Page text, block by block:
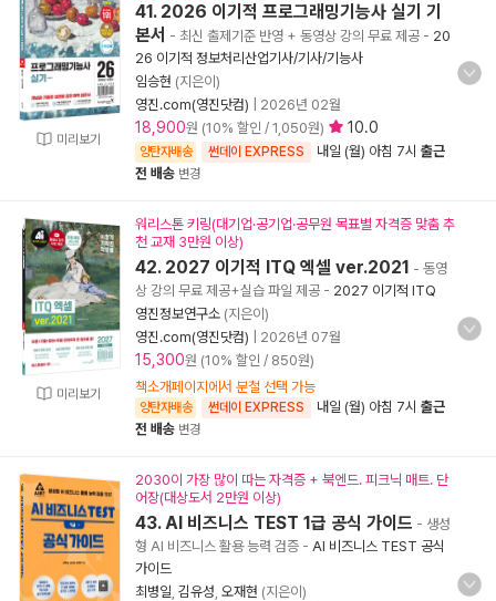
미리보기
41. 2026 이기적 프로그래밍기능사 실기 기
본서 - 최신 출제기준 반영 + 동영상 강의 무료 제공 - 20
26 이기적 정보처리산업기사/기사/기능사
임승현 (지은이)
영진.com(영진닷컴)
2026년 02월
18,900원 (10% 할인 / 1,050원) 10.0
양탄자배송 썬데이 EXPRESS 내일 (월) 아침 7시 출근
전 배송 변경
미리보기
워리스톤 키링(대기업·공기업·공무원 목표별 자격증 맞춤 추
천 교재 3만원 이상)
42. 2027 이기적 ITQ 엑셀 ver.2021 - 동영
상 강의 무료 제공+실습 파일 제공 - 2027 이기적 ITQ
영진정보연구소 (지은이)
영진.com(영진닷컴)
2026년 07월
15,300원 (10% 할인 / 850원)
책소개페이지에서 분철 선택 가능
양탄자배송 썬데이 EXPRESS 내일 (월) 아침 7시 출근
전 배송 변경
2030이 가장 많이 따는 자격증 + 북엔드. 피크닉 매트. 단
어장(대상도서 2만원 이상)
43. AI 비즈니스 TEST 1급 공식 가이드 - 생성
형 AI 비즈니스 활용 능력 검증 - AI 비즈니스 TEST 공식
가이드
최병일 김유성 오재현 (지은이)